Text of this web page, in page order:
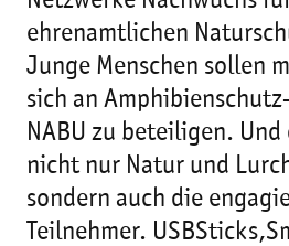
ehrenamtlichen
Junge Menschen sollen
sich an
NABU zu beteiligen.
nicht nur Natur und
sondern auch die
Teilnehmer.